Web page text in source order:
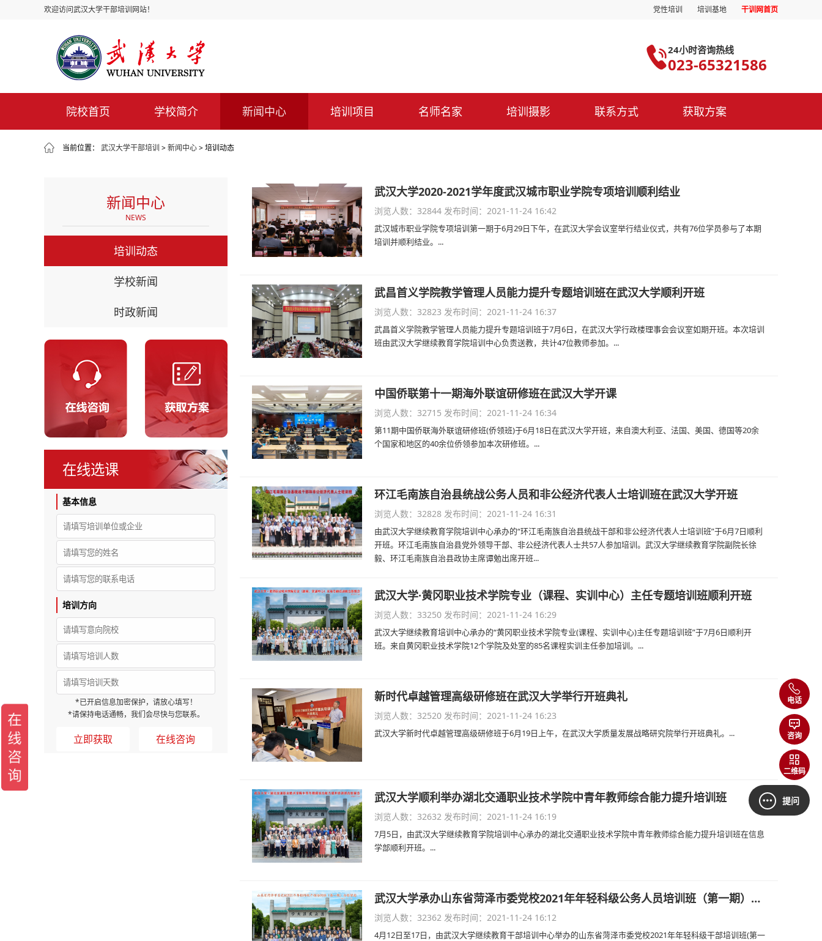
欢迎访问武汉大学干部培训网站！ 党性培训 培训基地 干训网首页
24小时咨询热线
023-65321586
院校首页 学校简介 新闻中心 培训项目 名师名家 培训摄影 联系方式 获取方案
当前位置： 武汉大学干部培训 >新闻中心> 培训动态
新闻中心
NEWS
培训动态
学校新闻
时政新闻
在线选课
基本信息
培训方向
*已开启信息加密保护，请放心填写！
*请保持电话通畅，我们会尽快与您联系。
在线咨询
武汉大学2020-2021学年度武汉城市职业学院专项培训顺利结业
浏览人数：32844 发布时间：2021-11-24 16:42
武汉城市职业学院专项培训第一期于6月29日下午，在武汉大学会议室举行结业仪式，共有76位学员参与了本期
培训并顺利结业。...
武昌首义学院教学管理人员能力提升专题培训班在武汉大学顺利开班
浏览人数：32823 发布时间：2021-11-24 16:37
武昌首义学院教学管理人员能力提升专题培训班于7月6日，在武汉大学行政楼理事会会议室如期开班。本次培训
班由武汉大学继续教育学院培训中心负责送教，共计47位教师参加。...
中国侨联第十一期海外联谊研修班在武汉大学开课
浏览人数：32715 发布时间：2021-11-24 16:34
第11期中国侨联海外联谊研修班(侨领班)于6月18日在武汉大学开班，来自澳大利亚、法国、美国、德国等20余
个国家和地区的40余位侨领参加本次研修班。...
环江毛南族自治县统战公务人员和非公经济代表人士培训班在武汉大学开班
浏览人数：32828 发布时间：2021-11-24 16:31
由武汉大学继续教育学院培训中心承办的“环江毛南族自治县统战干部和非公经济代表人士培训班”于6月7日顺利
开班。环江毛南族自治县党外领导干部、非公经济代表人士共57人参加培训。武汉大学继续教育学院副院长徐
毅、环江毛南族自治县政协主席谭勉出席开班...
武汉大学·黄冈职业技术学院专业（课程、实训中心）主任专题培训班顺利开班
浏览人数：33250 发布时间：2021-11-24 16:29
武汉大学继续教育培训中心承办的“黄冈职业技术学院专业(课程、实训中心)主任专题培训班”于7月6日顺利开
班。来自黄冈职业技术学院12个学院及处室的85名课程实训主任参加培训。...
新时代卓越管理高级研修班在武汉大学举行开班典礼
浏览人数：32520 发布时间：2021-11-24 16:23
武汉大学新时代卓越管理高级研修班于6月19日上午，在武汉大学质量发展战略研究院举行开班典礼。...
武汉大学顺利举办湖北交通职业技术学院中青年教师综合能力提升培训班
浏览人数：32632 发布时间：2021-11-24 16:19
7月5日，由武汉大学继续教育学院培训中心承办的湖北交通职业技术学院中青年教师综合能力提升培训班在信息
学部顺利开班。...
武汉大学承办山东省菏泽市委党校2021年年轻科级公务人员培训班（第一期）顺利结业
浏览人数：32362 发布时间：2021-11-24 16:12
4月12日至17日，由武汉大学继续教育干部培训中心举办的山东省菏泽市委党校2021年年轻科级干部培训班(第一
电话
咨询
二维码
提问